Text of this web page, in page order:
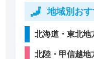
地域別お
北海道・東北地
北陸・甲信越地